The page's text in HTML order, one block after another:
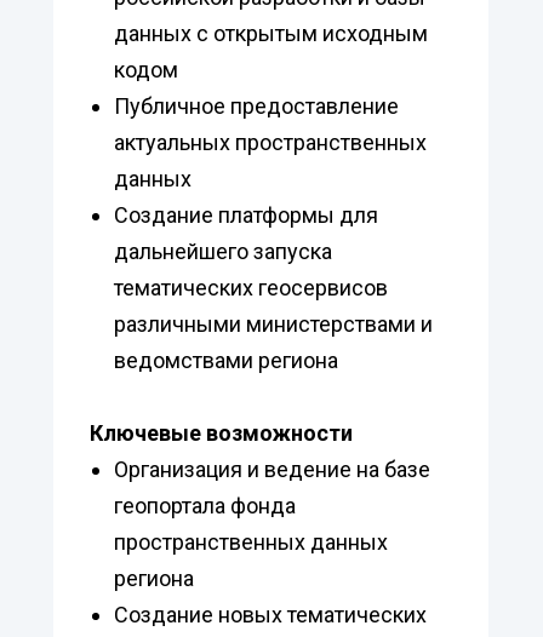
данных с открытым исходным
кодом
Публичное предоставление
актуальных пространственных
данных
Создание платформы для
дальнейшего запуска
тематических геосервисов
различными министерствами и
ведомствами региона
Ключевые возможности
Организация и ведение на базе
геопортала фонда
пространственных данных
региона
Создание новых тематических